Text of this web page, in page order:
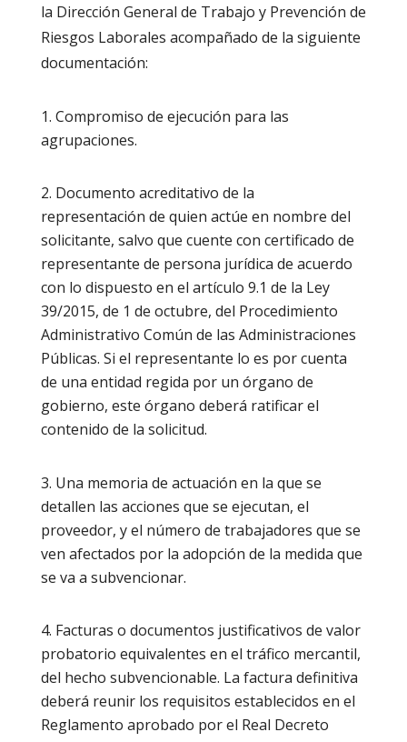
la Dirección General de Trabajo y Prevención de
Riesgos Laborales acompañado de la siguiente
documentación:
Compromiso de ejecución para las
agrupaciones.
Documento acreditativo de la
representación de quien actúe en nombre del
solicitante, salvo que cuente con certificado de
representante de persona jurídica de acuerdo
con lo dispuesto en el artículo 9.1 de la Ley
39/2015, de 1 de octubre, del Procedimiento
Administrativo Común de las Administraciones
Públicas. Si el representante lo es por cuenta
de una entidad regida por un órgano de
gobierno, este órgano deberá ratificar el
contenido de la solicitud.
Una memoria de actuación en la que se
detallen las acciones que se ejecutan, el
proveedor, y el número de trabajadores que se
ven afectados por la adopción de la medida que
se va a subvencionar.
Facturas o documentos justificativos de valor
probatorio equivalentes en el tráfico mercantil,
del hecho subvencionable. La factura definitiva
deberá reunir los requisitos establecidos en el
Reglamento aprobado por el Real Decreto